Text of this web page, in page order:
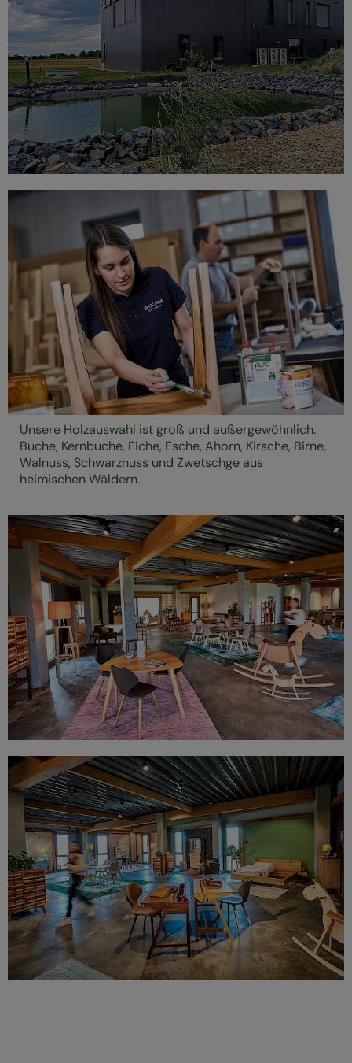
Unsere Holzauswahl ist groß und außergewöhnlich.
Buche, Kernbuche, Eiche, Esche, Ahorn, Kirsche, Birne,
Walnuss, Schwarznuss und Zwetschge aus
heimischen Wäldern.